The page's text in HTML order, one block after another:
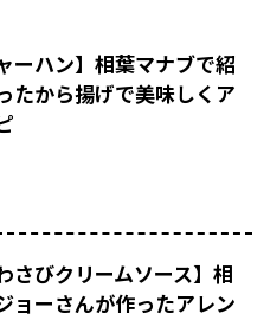
ーハン】相葉マナブで紹
たから揚げで美味しくア
さびクリームソース】相
ョーさんが作ったアレン